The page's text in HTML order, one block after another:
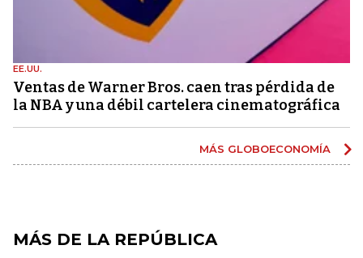
EE.UU.
Ventas de Warner Bros. caen tras pérdida de
la NBA y una débil cartelera cinematográfica
MÁS GLOBOECONOMÍA
MÁS DE LA REPÚBLICA